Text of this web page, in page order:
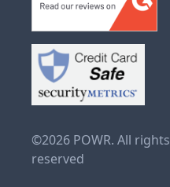
©2026 POWR. All rights
reserved